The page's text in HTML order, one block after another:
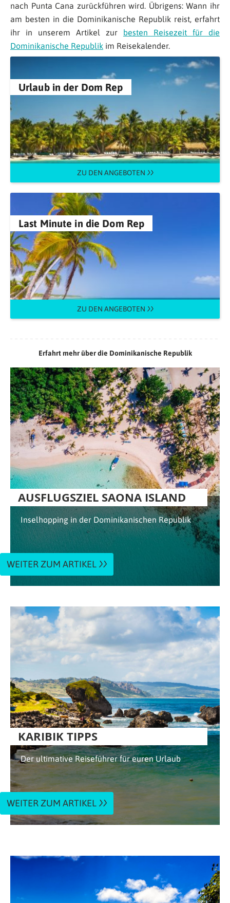
nach Punta Cana zurückführen wird. Übrigens: Wann ihr
am besten in die Dominikanische Republik reist, erfahrt
ihr in unserem Artikel zur besten Reisezeit für die
Dominikanische Republik im Reisekalender.
Urlaub in der Dom Rep
ZU DEN ANGEBOTEN
Last Minute in die Dom Rep
ZU DEN ANGEBOTEN
Erfahrt mehr über die Dominikanische Republik
AUSFLUGSZIEL SAONA ISLAND
Inselhopping in der Dominikanischen Republik
WEITER ZUM ARTIKEL
KARIBIK TIPPS
Der ultimative Reiseführer für euren Urlaub
WEITER ZUM ARTIKEL